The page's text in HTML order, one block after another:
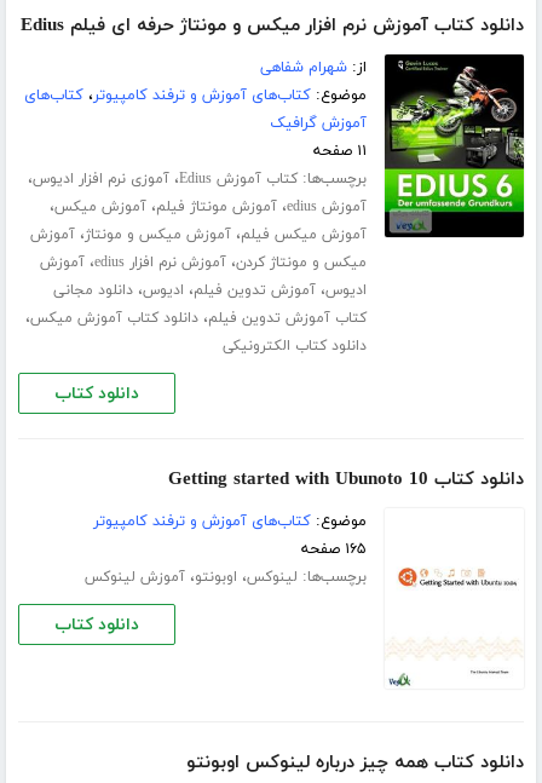
دانلود کتاب آموزش نرم افزار میکس و مونتاژ حرفه ای فیلم Edius
از:شهرام شفاهی
موضوع:کتاب‌های آموزش و ترفند کامپیوتر،کتاب‌های
آموزش گرافیک
۱۱ صفحه
برچسب‌ها:کتاب آموزش Edius ،آموزی نرم افزار ادیوس،
آموزش edius ،آموزش مونتاژ فیلم،آموزش میکس،
آموزش میکس فیلم،آموزش میکس و مونتاژ،آموزش
میکس و مونتاژ کردن،آموزش نرم افزار edius ،آموزش
ادیوس،آموزش تدوین فیلم، ادیوس،دانلود مجانی
کتاب آموزش تدوین فیلم،دانلود کتاب آموزش میکس،
دانلود کتاب الکترونیکی
دانلود کتاب
دانلود کتاب Getting started with Ubunoto 10
موضوع:کتاب‌های آموزش و ترفند کامپیوتر
۱۶۵ صفحه
برچسب‌ها: لینوکس، اوبونتو،آموزش لینوکس
دانلود کتاب
دانلود کتاب همه چیز درباره لینوکس اوبونتو